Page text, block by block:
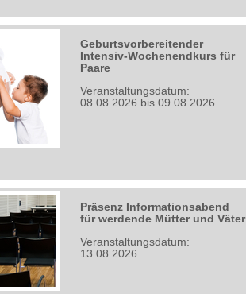
Geburtsvorbereitender
Intensiv-Wochenendkurs für
Paare
Veranstaltungsdatum:
08.08.2026 bis 09.08.2026
Präsenz Informationsabend
für werdende Mütter und Väter
Veranstaltungsdatum:
13.08.2026